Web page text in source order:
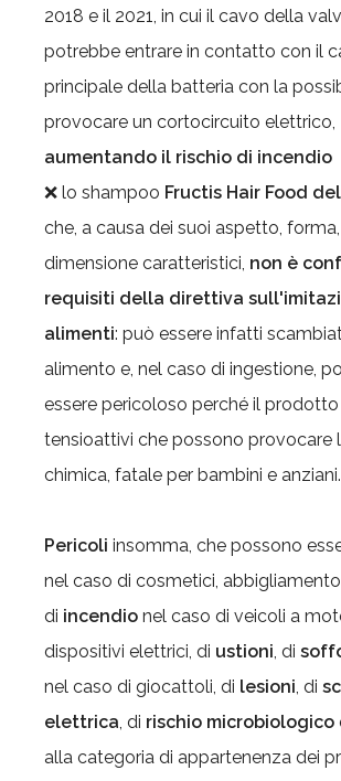
2018 e il 2021, in cui il cavo della
potrebbe entrare in contatto con il
principale della batteria con la
provocare un cortocircuito elettrico,
aumentando il rischio di incendio
❌ lo shampoo Fructis Hair Food
che, a causa dei suoi aspetto,
dimensione caratteristici, non è
requisiti della direttiva
alimenti: può essere infatti
alimento e, nel caso di ingestione,
essere pericoloso perché il
tensioattivi che possono provocare
chimica, fatale per bambini e anziani.
Pericoli insomma, che possono
nel caso di cosmetici,
di incendio nel caso di veicoli a
dispositivi elettrici, di ustioni, di
nel caso di giocattoli, di lesioni, di
elettrica, di rischio microbiologico
alla categoria di appartenenza dei